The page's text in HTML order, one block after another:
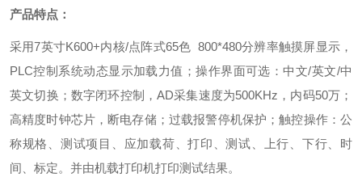
产品特点：
采用7英寸K600+内核/点阵式65色 800*480分辨率触摸屏显示，
PLC控制系统动态显示加载力值；操作界面可选：中文/英文/中
英文切换；数字闭环控制，AD采集速度为500KHz，内码50万；
高精度时钟芯片，断电存储；过载报警停机保护；触控操作：公
称规格、测试项目、应加载荷、打印、测试、上行、下行、时
间、标定。并由机载打印机打印测试结果。